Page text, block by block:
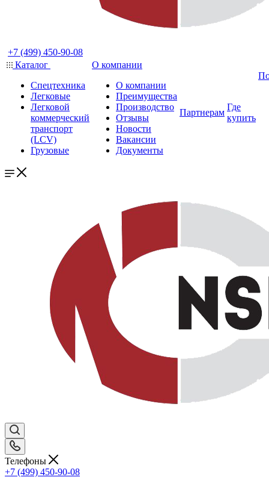
+7 (499) 450-90-08
Каталог
Спецтехника
Легковые
Легковой
коммерческий
транспорт
(LCV)
Грузовые
О компании
О компании
Преимущества
Производство
Отзывы
Новости
Вакансии
Документы
Партнерам
Где
купить
Телефоны
+7 (499) 450-90-08